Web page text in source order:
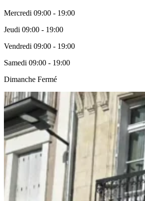
Mercredi 09:00 - 19:00
Jeudi 09:00 - 19:00
Vendredi 09:00 - 19:00
Samedi 09:00 - 19:00
Dimanche Fermé